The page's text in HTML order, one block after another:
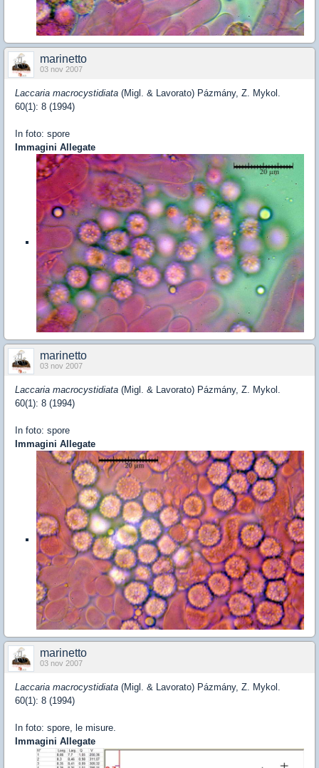
marinetto
03 nov 2007
Laccaria macrocystidiata (Migl. & Lavorato) Pázmány, Z. Mykol.
60(1): 8 (1994)
In foto: spore
Immagini Allegate
marinetto
03 nov 2007
Laccaria macrocystidiata (Migl. & Lavorato) Pázmány, Z. Mykol.
60(1): 8 (1994)
In foto: spore
Immagini Allegate
marinetto
03 nov 2007
Laccaria macrocystidiata (Migl. & Lavorato) Pázmány, Z. Mykol.
60(1): 8 (1994)
In foto: spore, le misure.
Immagini Allegate